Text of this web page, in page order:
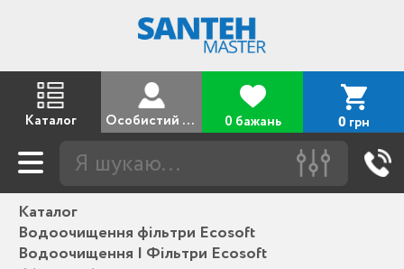
Каталог Особистий кабінет 0 бажань 0 грн
Каталог
Водоочищення фільтри Ecosoft
Водоочищення | Фільтри Ecosoft